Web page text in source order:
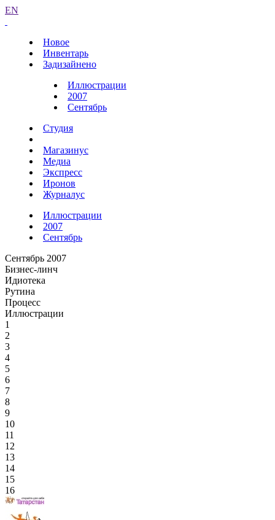
EN
Новое
Инвентарь
Задизайнено
Иллюстрации
2007
Сентябрь
Студия
Магазинус
Медиа
Экспресс
Иронов
Журналус
Иллюстрации
2007
Сентябрь
Сентябрь 2007
Бизнес-линч
Идиотека
Рутина
Процесс
Иллюстрации
1
2
3
4
5
6
7
8
9
10
11
12
13
14
15
16